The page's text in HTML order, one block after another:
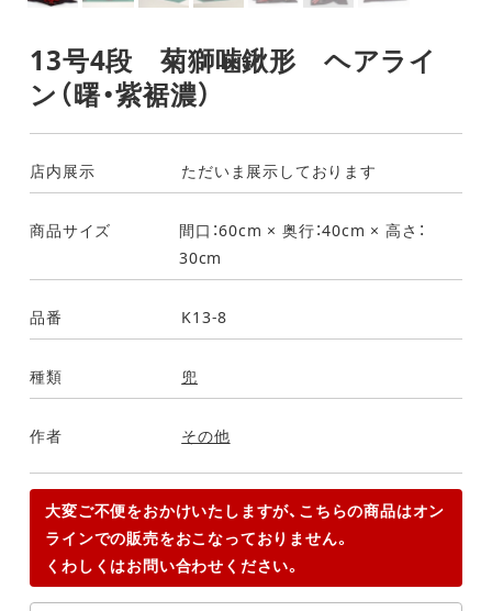
13号4段 菊獅噛鍬形 ヘアライ
ン（曙・紫裾濃）
店内展示 ただいま展示しております
商品サイズ
間口：60cm × 奥行：40cm × 高さ：
30cm
品番 K13-8
種類 兜
作者 その他
大変ご不便をおかけいたしますが、こちらの商品はオン
ラインでの販売をおこなっておりません。
くわしくはお問い合わせください。